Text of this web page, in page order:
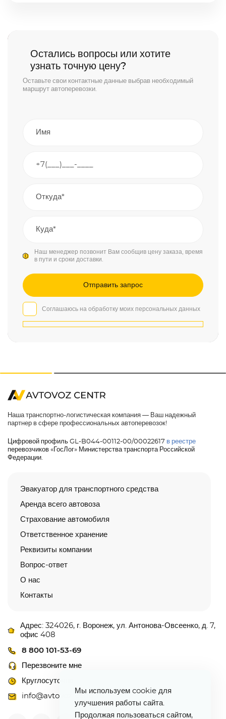
Остались вопросы или хотите
узнать точную цену?
Оставьте свои контактные данные выбрав необходимый
маршрут автоперевозки.
Наш менеджер позвонит Вам сообщив цену заказа, время
в пути и сроки доставки.
Соглашаюсь на обработку моих персональных данных
Наша транспортно-логистическая компания — Ваш надежный
партнер в сфере профессиональных автоперевозок!
Цифровой профиль GL-B044-00112-00/00022617 в реестре
перевозчиков «ГосЛог» Министерства транспорта Российской
Федерации.
Эвакуатор для транспортного средства
Аренда всего автовоза
Страхование автомобиля
Ответственное хранение
Реквизиты компании
Вопрос-ответ
О нас
Контакты
Адрес: 324026, г. Воронеж, ул. Антонова-Овсеенко, д. 7,
офис 408
8 800 101-53-69
Перезвоните мне
Круглосуточно
info@avtovoz-centr.ru
Мы используем cookie для
улучшения работы сайта.
Продолжая пользоваться сайтом,